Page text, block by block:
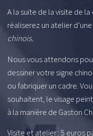
A la suite de la visite de
réaliserez un atelier
chinois.
Nous vous attendons
dessiner votre signe
ou fabriquer un cadre.
souhaitent, le visage
à la manière de Gaston
Visite et atelier : 5 euros